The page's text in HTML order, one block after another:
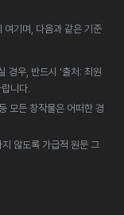
여기며, 다음과 같은 기준
경우, 반드시 '출처: 최원
니다.
모든 창작물은 어떠한 경
않도록 가급적 원문 그